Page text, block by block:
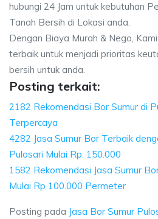
hubungi 24 Jam untuk kebutuhan
Tanah Bersih di Lokasi anda.
Dengan Biaya Murah & Nego,
terbaik untuk menjadi prioritas
bersih untuk anda.
Posting terkait:
2182 Rekomendasi Bor Sumur di
Terpercaya
4282 Jasa Sumur Bor Terbaik
Pulosari Mulai Rp. 150.000
1582 Rekomendasi Jasa Sumur
Mulai Rp 100.000 Permeter
Posting pada Jasa Bor Sumur